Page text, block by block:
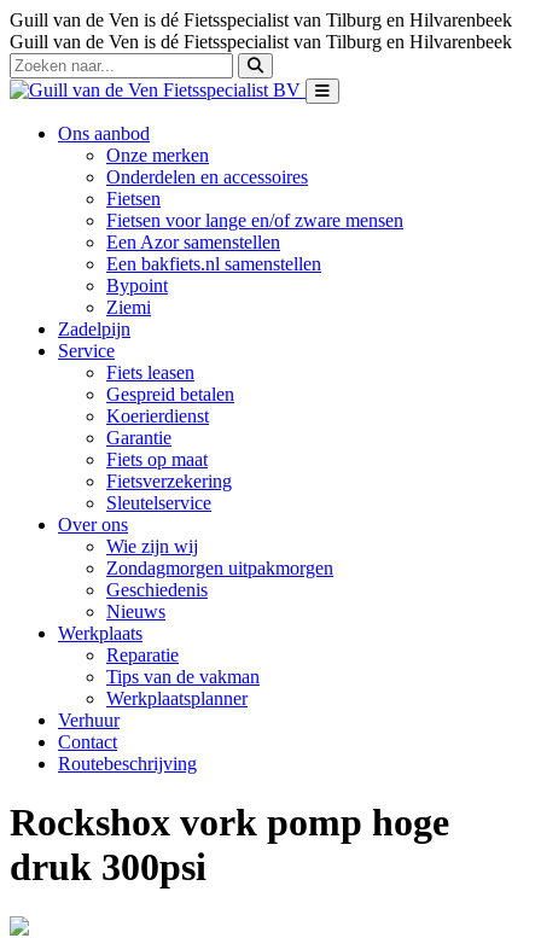
Guill van de Ven is dé Fietsspecialist van Tilburg en Hilvarenbeek
Guill van de Ven is dé Fietsspecialist van Tilburg en Hilvarenbeek
Ons aanbod
Onze merken
Onderdelen en accessoires
Fietsen
Fietsen voor lange en/of zware mensen
Een Azor samenstellen
Een bakfiets.nl samenstellen
Bypoint
Ziemi
Zadelpijn
Service
Fiets leasen
Gespreid betalen
Koerierdienst
Garantie
Fiets op maat
Fietsverzekering
Sleutelservice
Over ons
Wie zijn wij
Zondagmorgen uitpakmorgen
Geschiedenis
Nieuws
Werkplaats
Reparatie
Tips van de vakman
Werkplaatsplanner
Verhuur
Contact
Routebeschrijving
Rockshox vork pomp hoge
druk 300psi